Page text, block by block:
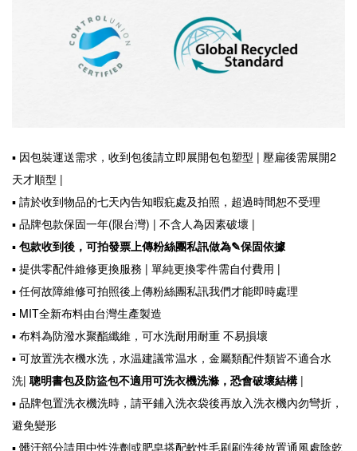
▪ 因包裝運送需求，收到包後請立即展開包包塑型 | 壓扁後需展開2
天才順型 |
▪ 請於收到物品的七天內告知暇疪處及拍照，超過時間恕不受理
▪ 品牌包款保固一年(限台灣) | 不含人為因素破壞 |
▪ 包款收到後，可拍發票上傳粉絲團私訊做為✎保固依據
▪ 提供零配件維修更換服務 | 單純更換零件需自付費用 |
▪ 任何故障維修可拍照後上傳粉絲團私訊我們才能即時處理
▪ MIT全新布料由台灣生產製造
▪ 布料為防潑水聚酯纖維，可水洗耐用耐重 不易損壞
▪ 可放置洗衣機水洗，水温建議常温水 ，金屬類配件類皆不適合水
洗| 聰明書包及防盜包不適用可洗衣機洗滌，恐會破壞結構 |
▪ 品牌包置洗衣機洗時，請平鋪入洗衣袋後再放入洗衣機內勿彎折，
避免變形
▪ 髒汙部分請用中性洗劑或肥皂搭配軟性毛刷刷洗後放置通風處陰乾